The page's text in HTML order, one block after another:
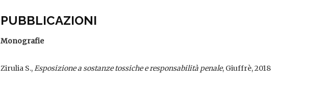
PUBBLICAZIONI
Monografie
Zirulia S.,Esposizione a sostanze tossiche e responsabilità penale, Giuffrè, 2018